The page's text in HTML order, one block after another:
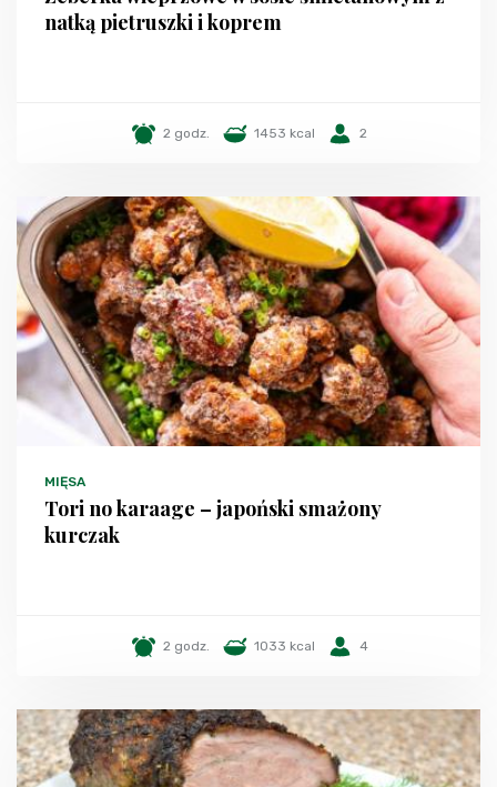
natką pietruszki i koprem
2 godz. 1453 kcal 2
MIĘSA
Tori no karaage – japoński smażony
kurczak
2 godz. 1033 kcal 4